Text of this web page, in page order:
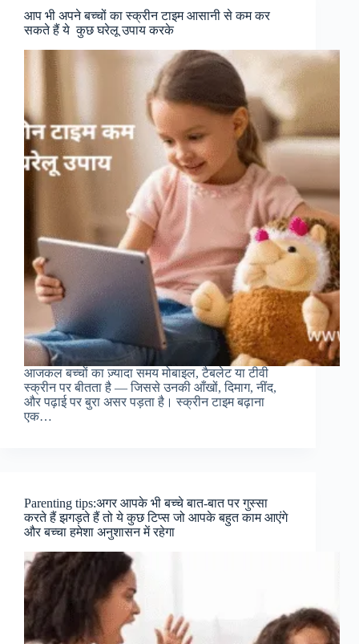
आप भी अपने बच्चों का स्क्रीन टाइम आसानी से कम कर
सकते हैं ये कुछ घरेलू उपाय करके
आजकल बच्चों का ज़्यादा समय मोबाइल, टैबलेट या टीवी
स्क्रीन पर बीतता है — जिससे उनकी आँखों, दिमाग, नींद,
और पढ़ाई पर बुरा असर पड़ता है। स्क्रीन टाइम बढ़ाना
एक…
Parenting tips:अगर आपके भी बच्चे बात-बात पर गुस्सा
करते हैं झगड़ते हैं तो ये कुछ टिप्स जो आपके बहुत काम आएंगे
और बच्चा हमेशा अनुशासन में रहेगा